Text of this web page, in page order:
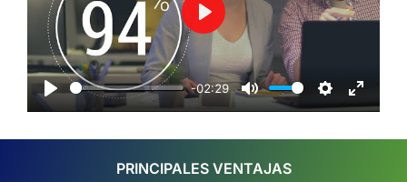
Play
-02:29
Mute Settings
Enter
Play
PRINCIPALES VENTAJAS